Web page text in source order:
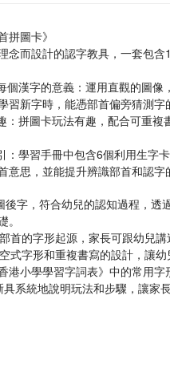
拼圖卡》
念而設計的認字教具，一套包
個漢字的意義：運用直觀的圖
習新字時，能憑部首偏旁猜測字
：拼圖卡玩法有趣，配合可重
：學習手冊中包含6個利用生字
意思，並能提升辨識部首和認字
後字，符合幼兒的認知過程，透
首的字形起源，家長可跟幼兒
式字形和重複書寫的設計，讓
港小學學習字詞表》中的常用字
系統地說明玩法和步驟，讓家